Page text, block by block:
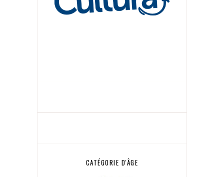
CATÉGORIE D'ÂGE